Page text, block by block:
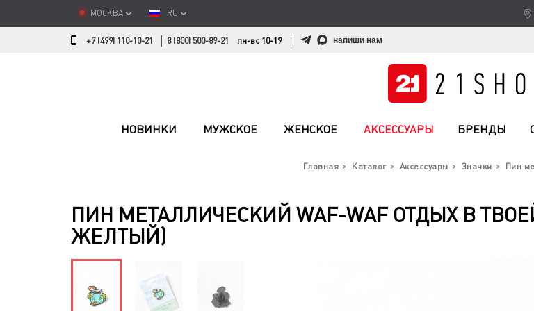
МОСКВА RU
+7 (499) 110-10-21 8 (800) 500-89-21 пн-вс 10-19 напиши нам
НОВИНКИ МУЖСКОЕ ЖЕНСКОЕ АКСЕССУАРЫ БРЕНДЫ
Главная Каталог Аксессуары Значки Пин
ПИН МЕТАЛЛИЧЕСКИЙ WAF-WAF ОТДЫХ В
ЖЕЛТЫЙ)